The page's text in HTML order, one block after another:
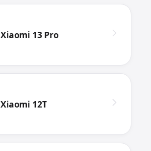
Xiaomi 13 Pro
Xiaomi 12T